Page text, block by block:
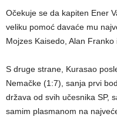
Očekuje se da kapiten Ener
veliku pomoć davaće mu
Mojzes Kaisedo, Alan Franko
S druge strane, Kurasao
Nemačke (1:7), sanja prvi
država od svih učesnika SP,
samim plasmanom na